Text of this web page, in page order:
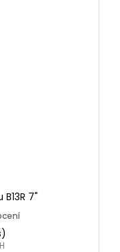
7"